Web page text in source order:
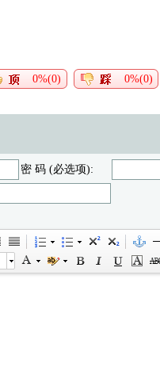
0%(0) 0%(0)
密 码 (必选项):